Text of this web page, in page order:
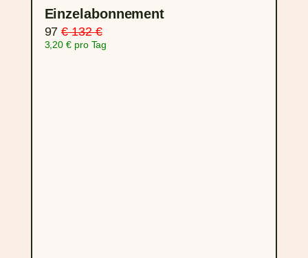
Einzelabonnement
97 € 132 €
3,20 € pro Tag